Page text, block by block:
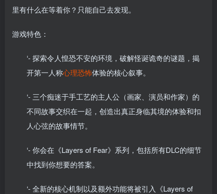
里有什么在等着你？只能自己去发现。
游戏特色：
‘- 探索令人惶恐不安的环境，破解怪诞诡奇的谜题，揭
开第一人称心理恐怖体验的核心叙事。
‘- 三个痴迷于手工艺的主人公（画家、演员和作家）的
不同故事交织在一起，创造出真正身临其境的体验和扣
人心弦的故事情节。
‘- 你会在《Layers of Fear》系列，包括所有DLC的细节
中找到你想要的答案。
‘- 全新的核心机制以及额外功能将被引入《Layers of